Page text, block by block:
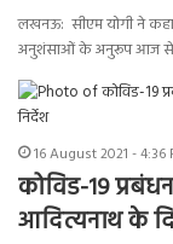
लखनऊ: सीएम योगी ने कहा
अनुशंसाओं के अनुरूप आज से
16 August 2021 - 4:36
कोविड-19
आदित्यनाथ के